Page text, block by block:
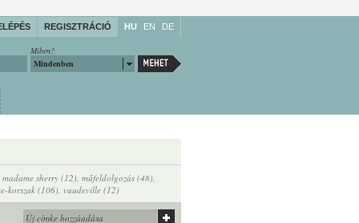
REGISZTRÁCIÓ HU EN DE
Miben?
Mindenben
madame sherry (12), műfeldolgozás (48),
korszak (106), vaudeville (12)